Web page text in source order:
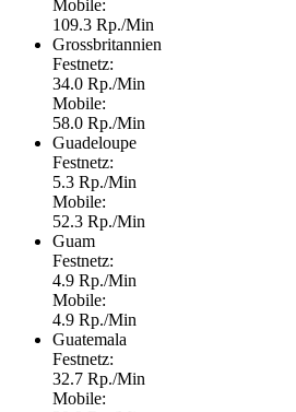
Mobile:
109.3 Rp./Min
Grossbritannien
Festnetz:
34.0 Rp./Min
Mobile:
58.0 Rp./Min
Guadeloupe
Festnetz:
5.3 Rp./Min
Mobile:
52.3 Rp./Min
Guam
Festnetz:
4.9 Rp./Min
Mobile:
4.9 Rp./Min
Guatemala
Festnetz:
32.7 Rp./Min
Mobile: